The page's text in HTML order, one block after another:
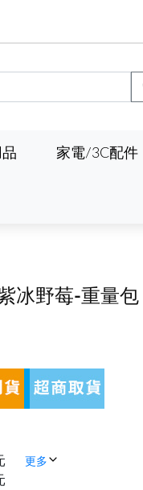
家電/3C配件
冰野莓-重量包
更多